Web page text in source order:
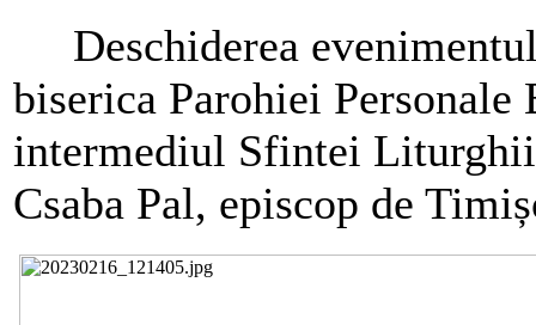
Deschiderea
biserica Parohiei
intermediul Sfintei
Csaba Pal, episcop de